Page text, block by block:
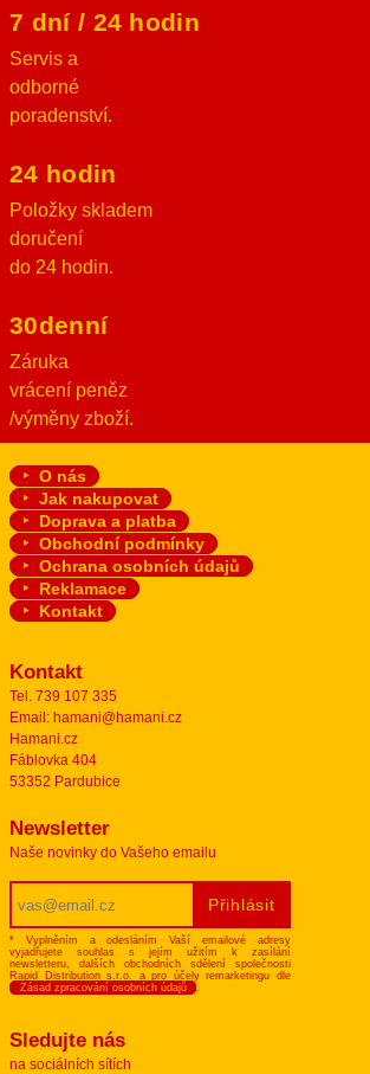
7 dní / 24 hodin
Servis a
odborné
poradenství.
24 hodin
Položky skladem
doručení
do 24 hodin.
30denní
Záruka
vrácení peněz
/výměny zboží.
O nás
Jak nakupovat
Doprava a platba
Obchodní podmínky
Ochrana osobních údajů
Reklamace
Kontakt
Kontakt
Tel. 739 107 335
Email: hamani@hamani.cz
Hamani.cz
Fáblovka 404
53352 Pardubice
Newsletter
Naše novinky do Vašeho emailu
* Vyplněním a odesláním Vaší emailové adresy
vyjadřujete souhlas s jejím užitím k zasílání
newsletteru, dalších obchodních sdělení společnosti
Rapid Distribution s.r.o. a pro účely remarketingu dle
Zásad zpracování osobních údajů
.
Sledujte nás
na sociálních sítích